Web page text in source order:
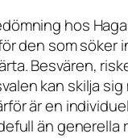
hos
den som söker
Besvären,
kan skilja sig
är en
än generella